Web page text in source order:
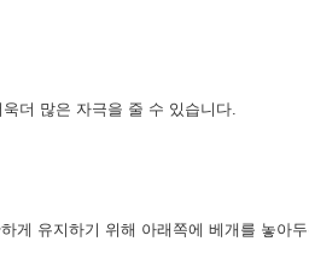
더 많은 자극을 줄 수 있습니다.
게 유지하기 위해 아래쪽에 베개를 놓아